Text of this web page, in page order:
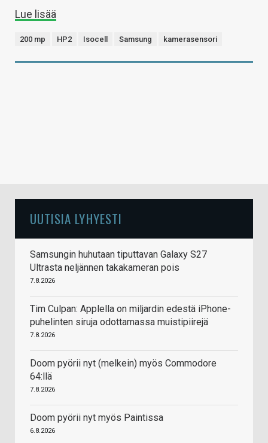
Lue lisää
200 mp HP2 Isocell Samsung kamerasensori
UUTISIA LYHYESTI
Samsungin huhutaan tiputtavan Galaxy S27
Ultrasta neljännen takakameran pois
7.8.2026
Tim Culpan: Applella on miljardin edestä iPhone-
puhelinten siruja odottamassa muistipiirejä
7.8.2026
Doom pyörii nyt (melkein) myös Commodore
64:llä
7.8.2026
Doom pyörii nyt myös Paintissa
6.8.2026